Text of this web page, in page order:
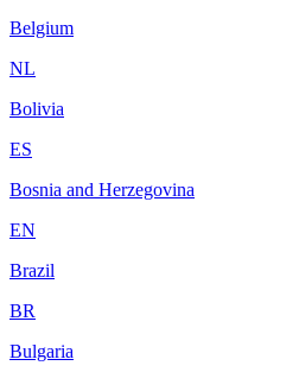
Belgium
NL
Bolivia
ES
Bosnia and Herzegovina
EN
Brazil
BR
Bulgaria